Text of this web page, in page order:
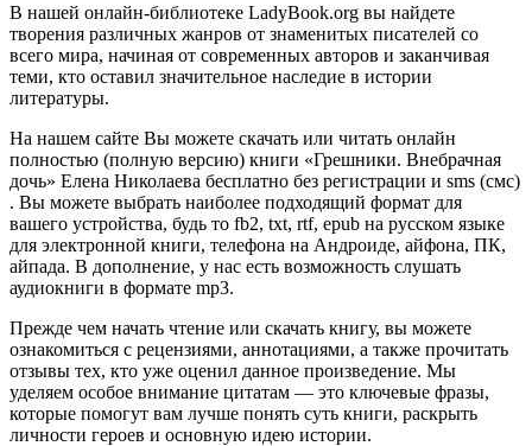
В нашей онлайн-библиотеке LadyBook.org вы найдете
творения различных жанров от знаменитых писателей со
всего мира, начиная от современных авторов и заканчивая
теми, кто оставил значительное наследие в истории
литературы.
На нашем сайте Вы можете скачать или читать онлайн
полностью (полную версию) книги «Грешники. Внебрачная
дочь» Елена Николаева бесплатно без регистрации и sms (смс)
. Вы можете выбрать наиболее подходящий формат для
вашего устройства, будь то fb2, txt, rtf, epub на русском языке
для электронной книги, телефона на Андроиде, айфона, ПК,
айпада. В дополнение, у нас есть возможность слушать
аудиокниги в формате mp3.
Прежде чем начать чтение или скачать книгу, вы можете
ознакомиться с рецензиями, аннотациями, а также прочитать
отзывы тех, кто уже оценил данное произведение. Мы
уделяем особое внимание цитатам — это ключевые фразы,
которые помогут вам лучше понять суть книги, раскрыть
личности героев и основную идею истории.